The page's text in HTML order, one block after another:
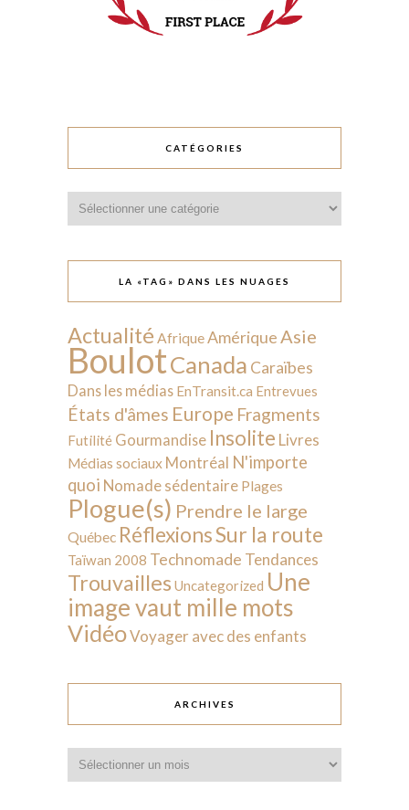
CATÉGORIES
LA «TAG» DANS LES NUAGES
Actualité AfriqueAmériqueAsie
BoulotCanada Caraïbes
Dans les médias EnTransit.ca Entrevues
États d'âmes Europe Fragments
Futilité Gourmandise Insolite Livres
Médias sociaux Montréal N'importe
quoi Nomade sédentaire Plages
Plogue(s) Prendre le large
Québec RéflexionsSur la route
Taïwan 2008 Technomade Tendances
Trouvailles Uncategorized Une
image vaut mille mots
VidéoVoyager avec des enfants
ARCHIVES